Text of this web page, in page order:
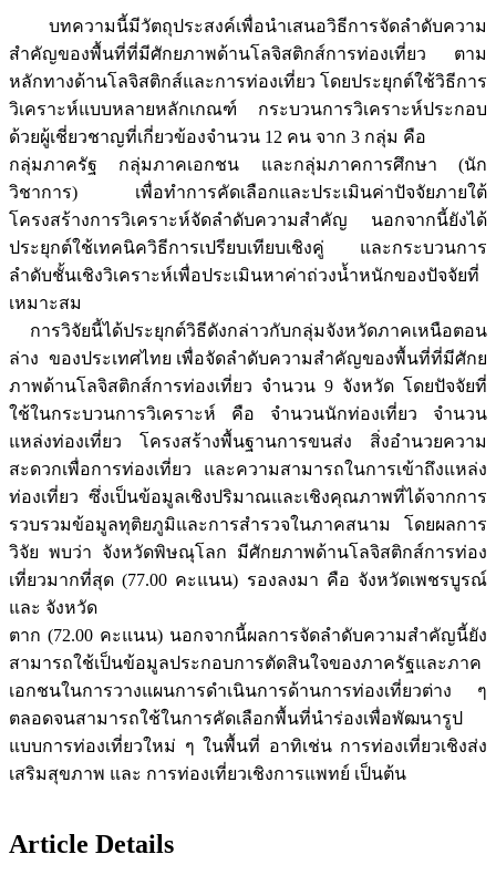
บทความนี้มีวัตถุประสงค์เพื่อนำเสนอวิธีการจัดลำดับความ
สำคัญของพื้นที่ที่มีศักยภาพด้านโลจิสติกส์การท่องเที่ยว ตาม
หลักทางด้านโลจิสติกส์และการท่องเที่ยว โดยประยุกต์ใช้วิธีการ
วิเคราะห์แบบหลายหลักเกณฑ์ กระบวนการวิเคราะห์ประกอบ
ด้วยผู้เชี่ยวชาญที่เกี่ยวข้องจำนวน 12 คน จาก 3 กลุ่ม คือ
กลุ่มภาครัฐ กลุ่มภาคเอกชน และกลุ่มภาคการศึกษา (นัก
วิชาการ) เพื่อทำการคัดเลือกและประเมินค่าปัจจัยภายใต้
โครงสร้างการวิเคราะห์จัดลำดับความสำคัญ นอกจากนี้ยังได้
ประยุกต์ใช้เทคนิควิธีการเปรียบเทียบเชิงคู่ และกระบวนการ
ลำดับชั้นเชิงวิเคราะห์เพื่อประเมินหาค่าถ่วงน้ำหนักของปัจจัยที่
เหมาะสม
การวิจัยนี้ได้ประยุกต์วิธีดังกล่าวกับกลุ่มจังหวัดภาคเหนือตอน
ล่าง ของประเทศไทย เพื่อจัดลำดับความสำคัญของพื้นที่ที่มีศักย
ภาพด้านโลจิสติกส์การท่องเที่ยว จำนวน 9 จังหวัด โดยปัจจัยที่
ใช้ในกระบวนการวิเคราะห์ คือ จำนวนนักท่องเที่ยว จำนวน
แหล่งท่องเที่ยว โครงสร้างพื้นฐานการขนส่ง สิ่งอำนวยความ
สะดวกเพื่อการท่องเที่ยว และความสามารถในการเข้าถึงแหล่ง
ท่องเที่ยว ซึ่งเป็นข้อมูลเชิงปริมาณและเชิงคุณภาพที่ได้จากการ
รวบรวมข้อมูลทุติยภูมิและการสำรวจในภาคสนาม โดยผลการ
วิจัย พบว่า จังหวัดพิษณุโลก มีศักยภาพด้านโลจิสติกส์การท่อง
เที่ยวมากที่สุด (77.00 คะแนน) รองลงมา คือ จังหวัดเพชรบูรณ์
และ จังหวัด
ตาก (72.00 คะแนน) นอกจากนี้ผลการจัดลำดับความสำคัญนี้ยัง
สามารถใช้เป็นข้อมูลประกอบการตัดสินใจของภาครัฐและภาค
เอกชนในการวางแผนการดำเนินการด้านการท่องเที่ยวต่าง ๆ
ตลอดจนสามารถใช้ในการคัดเลือกพื้นที่นำร่องเพื่อพัฒนารูป
แบบการท่องเที่ยวใหม่ ๆ ในพื้นที่ อาทิเช่น การท่องเที่ยวเชิงส่ง
เสริมสุขภาพ และ การท่องเที่ยวเชิงการแพทย์ เป็นต้น
Article Details